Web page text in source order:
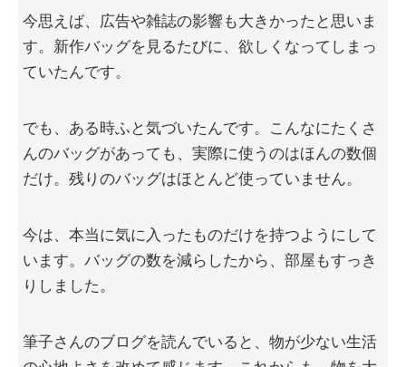
今思えば、広告や雑誌の影響も大きかったと思いま
す。新作バッグを見るたびに、欲しくなってしまっ
ていたんです。
でも、ある時ふと気づいたんです。こんなにたくさ
んのバッグがあっても、実際に使うのはほんの数個
だけ。残りのバッグはほとんど使っていません。
今は、本当に気に入ったものだけを持つようにして
います。バッグの数を減らしたから、部屋もすっき
りしました。
筆子さんのブログを読んでいると、物が少ない生活